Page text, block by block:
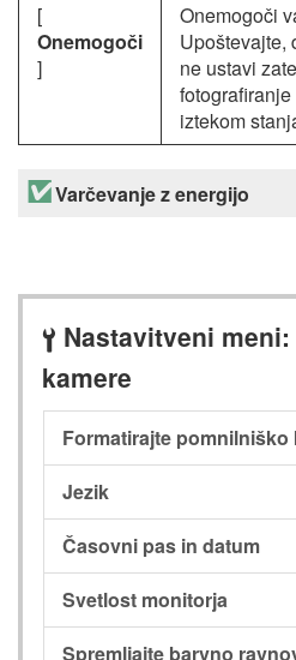
[
Onemogoči
]
Onemogoči
Upoštevajte,
ne ustavi
iztekom
Varčevanje z energijo
B Nastavitveni
kamere
Formatirajte pomnilniško
Jezik
Časovni pas in datum
Svetlost monitorja
Spremljajte barvno